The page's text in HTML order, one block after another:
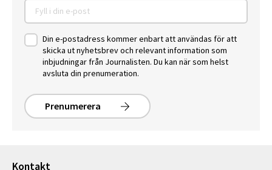
Din e-postadress kommer enbart att användas för att
skicka ut nyhetsbrev och relevant information som
inbjudningar från Journalisten. Du kan när som helst
avsluta din prenumeration.
Prenumerera
Kontakt